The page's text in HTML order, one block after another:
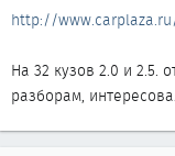
http://
На 32 кузов 2.0 и 2.5.
разборам,